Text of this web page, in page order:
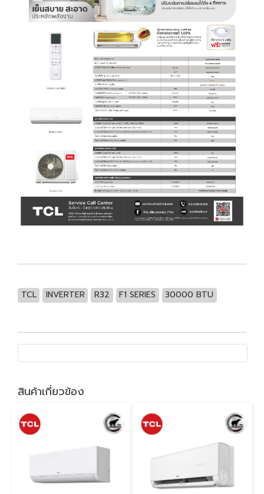
TCL INVERTER R32 F1 SERIES 30000 BTU
สินค้าเกี่ยวข้อง